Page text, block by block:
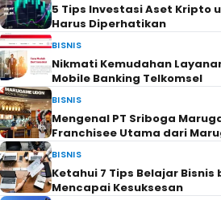
5 Tips Investasi Aset Kripto
Harus Diperhatikan
BISNIS
Nikmati Kemudahan
Mobile Banking Telkomsel
BISNIS
Mengenal PT Sriboga
Franchisee Utama dari
BISNIS
Ketahui 7 Tips Belajar
Mencapai Kesuksesan